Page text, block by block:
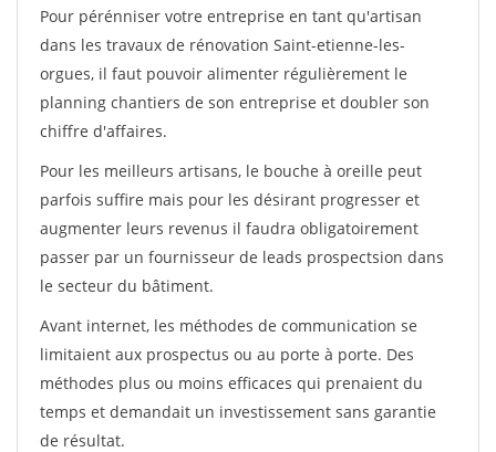
Pour pérénniser votre entreprise en tant qu'artisan
dans les travaux de rénovation Saint-etienne-les-
orgues, il faut pouvoir alimenter régulièrement le
planning chantiers de son entreprise et doubler son
chiffre d'affaires.
Pour les meilleurs artisans, le bouche à oreille peut
parfois suffire mais pour les désirant progresser et
augmenter leurs revenus il faudra obligatoirement
passer par un fournisseur de leads prospectsion dans
le secteur du bâtiment.
Avant internet, les méthodes de communication se
limitaient aux prospectus ou au porte à porte. Des
méthodes plus ou moins efficaces qui prenaient du
temps et demandait un investissement sans garantie
de résultat.